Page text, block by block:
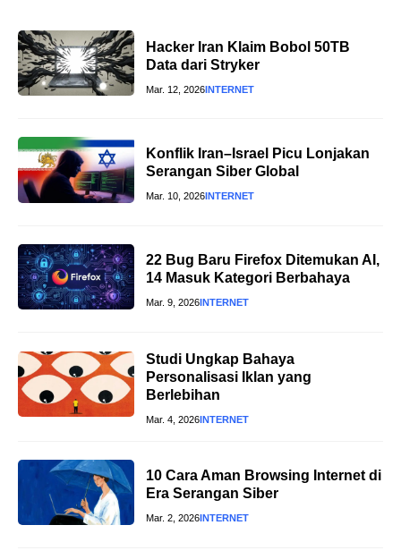
Hacker Iran Klaim Bobol 50TB
Data dari Stryker
Mar. 12, 2026INTERNET
Konflik Iran–Israel Picu Lonjakan
Serangan Siber Global
Mar. 10, 2026INTERNET
22 Bug Baru Firefox Ditemukan AI,
14 Masuk Kategori Berbahaya
Mar. 9, 2026INTERNET
Studi Ungkap Bahaya
Personalisasi Iklan yang
Berlebihan
Mar. 4, 2026INTERNET
10 Cara Aman Browsing Internet di
Era Serangan Siber
Mar. 2, 2026INTERNET